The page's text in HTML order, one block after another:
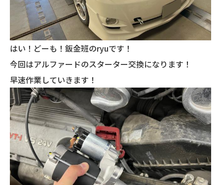
はい！どーも！鈑金班のryuです！
今回はアルファードのスターター交換になります！
早速作業していきます！